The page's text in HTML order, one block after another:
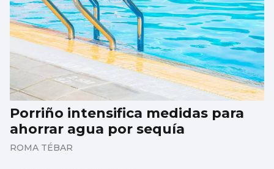
Porriño intensifica medidas para
ahorrar agua por sequía
ROMA TÉBAR